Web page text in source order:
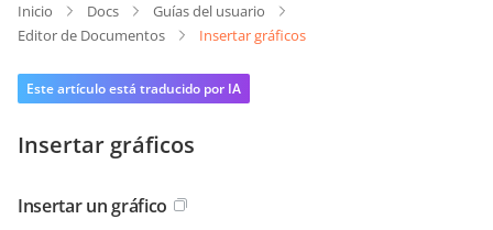
Inicio Docs
Guías del usuario
Editor de Documentos
Insertar gráficos
Este artículo está traducido por IA
Insertar gráficos
Insertar un gráfico